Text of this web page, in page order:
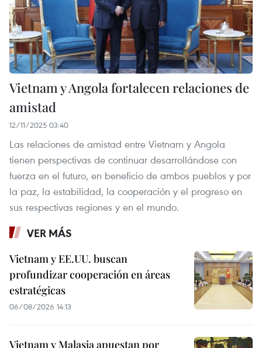
Vietnam y Angola fortalecen relaciones de
amistad
12/11/2025 03:40
Las relaciones de amistad entre Vietnam y Angola
tienen perspectivas de continuar desarrollándose con
fuerza en el futuro, en beneficio de ambos pueblos y por
la paz, la estabilidad, la cooperación y el progreso en
sus respectivas regiones y en el mundo.
VER MÁS
Vietnam y EE.UU. buscan
profundizar cooperación en áreas
estratégicas
06/08/2026 14:13
Vietnam y Malasia apuestan por